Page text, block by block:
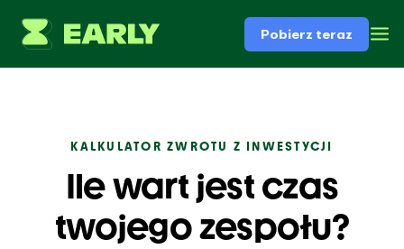
Pobierz teraz
KALKULATOR ZWROTU Z INWESTYCJI
Ile wart jest czas
twojego zespołu?